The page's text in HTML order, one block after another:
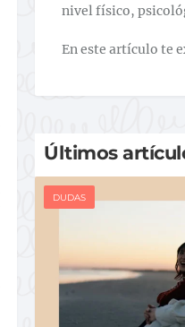
nivel físico,
En este artículo te
Últimos
DUDAS